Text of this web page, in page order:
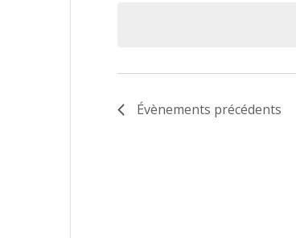
Évènements précédents